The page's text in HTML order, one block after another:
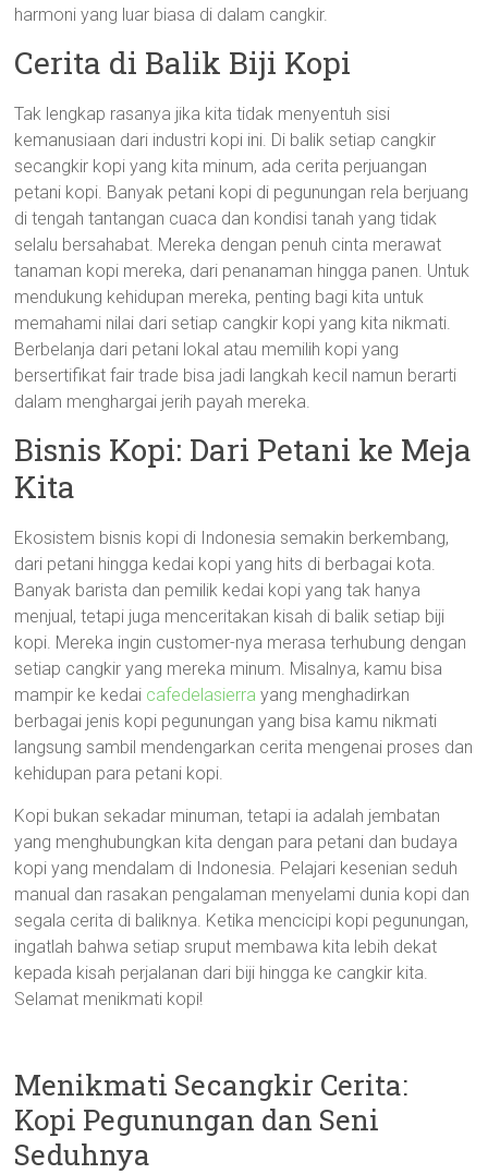
harmoni yang luar biasa di dalam cangkir.
Cerita di Balik Biji Kopi
Tak lengkap rasanya jika kita tidak menyentuh sisi
kemanusiaan dari industri kopi ini. Di balik setiap cangkir
secangkir kopi yang kita minum, ada cerita perjuangan
petani kopi. Banyak petani kopi di pegunungan rela berjuang
di tengah tantangan cuaca dan kondisi tanah yang tidak
selalu bersahabat. Mereka dengan penuh cinta merawat
tanaman kopi mereka, dari penanaman hingga panen. Untuk
mendukung kehidupan mereka, penting bagi kita untuk
memahami nilai dari setiap cangkir kopi yang kita nikmati.
Berbelanja dari petani lokal atau memilih kopi yang
bersertifikat fair trade bisa jadi langkah kecil namun berarti
dalam menghargai jerih payah mereka.
Bisnis Kopi: Dari Petani ke Meja
Kita
Ekosistem bisnis kopi di Indonesia semakin berkembang,
dari petani hingga kedai kopi yang hits di berbagai kota.
Banyak barista dan pemilik kedai kopi yang tak hanya
menjual, tetapi juga menceritakan kisah di balik setiap biji
kopi. Mereka ingin customer-nya merasa terhubung dengan
setiap cangkir yang mereka minum. Misalnya, kamu bisa
mampir ke kedai cafedelasierra yang menghadirkan
berbagai jenis kopi pegunungan yang bisa kamu nikmati
langsung sambil mendengarkan cerita mengenai proses dan
kehidupan para petani kopi.
Kopi bukan sekadar minuman, tetapi ia adalah jembatan
yang menghubungkan kita dengan para petani dan budaya
kopi yang mendalam di Indonesia. Pelajari kesenian seduh
manual dan rasakan pengalaman menyelami dunia kopi dan
segala cerita di baliknya. Ketika mencicipi kopi pegunungan,
ingatlah bahwa setiap sruput membawa kita lebih dekat
kepada kisah perjalanan dari biji hingga ke cangkir kita.
Selamat menikmati kopi!
Menikmati Secangkir Cerita:
Kopi Pegunungan dan Seni
Seduhnya